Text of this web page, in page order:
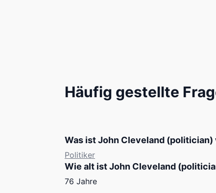
Häufig gestellte
Was ist John Cleveland (politician)
Politiker
Wie alt ist John Cleveland
76 Jahre